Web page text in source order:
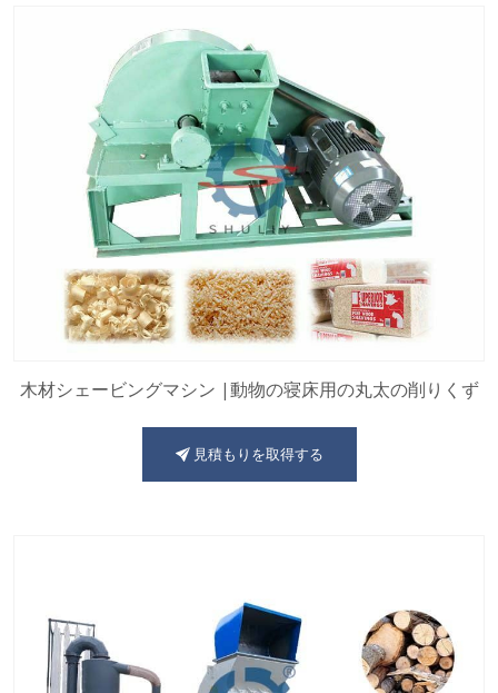
木材シェービングマシン |動物の寝床用の丸太の削りくず
見積もりを取得する